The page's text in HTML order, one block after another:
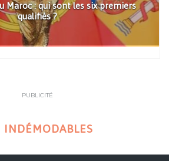
Maroc : qui sont les six premiers
qualifiés ?
PUBLICITÉ
INDÉMODABLES